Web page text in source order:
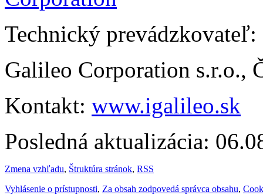
Technický prevádzkovateľ:
Galileo Corporation s.r.o.,
Kontakt: www.igalileo.sk
Posledná aktualizácia:
Zmena vzhľadu, Štruktúra stránok, RSS
Vyhlásenie o prístupnosti, Za obsah zodpovedá správca obsahu,